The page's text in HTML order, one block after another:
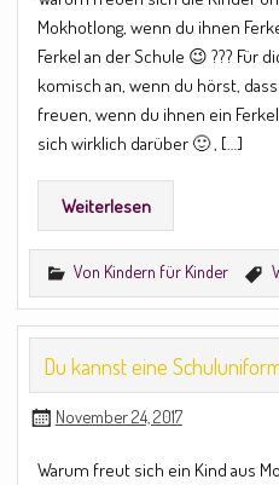
Mokhotlong, wenn du ihnen
Ferkel an der Schule 😉 ??? Für
komisch an, wenn du hörst,
freuen, wenn du ihnen ein
sich wirklich darüber 🙂 , […]
Weiterlesen
Von Kindern für Kinder
Du kannst eine
November 24, 2017
Warum freut sich ein Kind aus